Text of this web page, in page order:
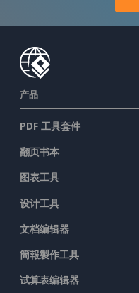
产品
PDF 工具套件
翻页书本
图表工具
设计工具
文档编辑器
簡報製作工具
试算表编辑器